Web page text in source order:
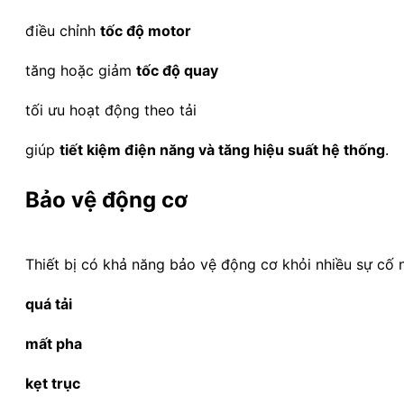
điều chỉnh tốc độ motor
tăng hoặc giảm tốc độ quay
tối ưu hoạt động theo tải
giúp tiết kiệm điện năng và tăng hiệu suất hệ thống.
Bảo vệ động cơ
Thiết bị có khả năng bảo vệ động cơ khỏi nhiều sự cố
quá tải
mất pha
kẹt trục